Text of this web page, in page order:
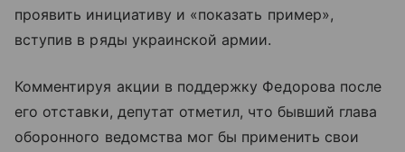
проявить инициативу и «показать пример»,
вступив в ряды украинской армии.
Комментируя акции в поддержку Федорова после
его отставки, депутат отметил, что бывший глава
оборонного ведомства мог бы применить свои